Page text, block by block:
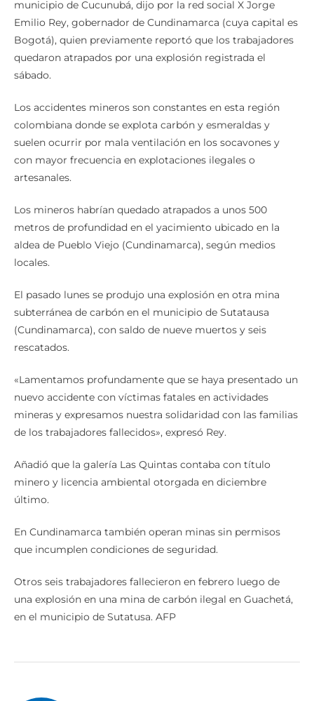
municipio de Cucunubá, dijo por la red social X Jorge
Emilio Rey, gobernador de Cundinamarca (cuya capital es
Bogotá), quien previamente reportó que los trabajadores
quedaron atrapados por una explosión registrada el
sábado.
Los accidentes mineros son constantes en esta región
colombiana donde se explota carbón y esmeraldas y
suelen ocurrir por mala ventilación en los socavones y
con mayor frecuencia en explotaciones ilegales o
artesanales.
Los mineros habrían quedado atrapados a unos 500
metros de profundidad en el yacimiento ubicado en la
aldea de Pueblo Viejo (Cundinamarca), según medios
locales.
El pasado lunes se produjo una explosión en otra mina
subterránea de carbón en el municipio de Sutatausa
(Cundinamarca), con saldo de nueve muertos y seis
rescatados.
«Lamentamos profundamente que se haya presentado un
nuevo accidente con víctimas fatales en actividades
mineras y expresamos nuestra solidaridad con las familias
de los trabajadores fallecidos», expresó Rey.
Añadió que la galería Las Quintas contaba con título
minero y licencia ambiental otorgada en diciembre
último.
En Cundinamarca también operan minas sin permisos
que incumplen condiciones de seguridad.
Otros seis trabajadores fallecieron en febrero luego de
una explosión en una mina de carbón ilegal en Guachetá,
en el municipio de Sutatusa. AFP